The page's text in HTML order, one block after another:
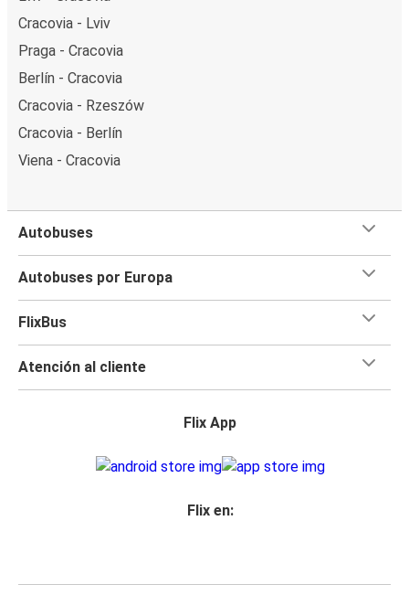
Cracovia - Lviv
Praga - Cracovia
Berlín - Cracovia
Cracovia - Rzeszów
Cracovia - Berlín
Viena - Cracovia
Autobuses
Autobuses por Europa
FlixBus
Atención al cliente
Flix App
Flix en: